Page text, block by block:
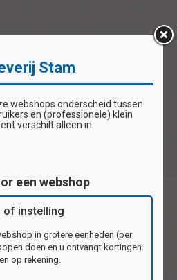
Stam
webshops onderscheid tussen
en (professionele) klein
verschilt alleen in
een webshop
of instelling
in grotere eenheden (per
doen en u ontvangt kortingen.
op rekening.